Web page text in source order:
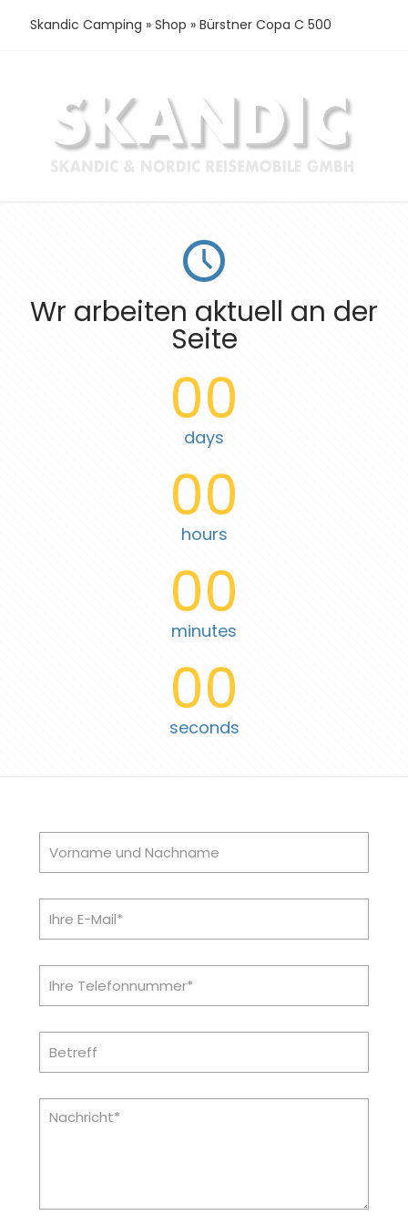
Skandic Camping » Shop » Bürstner Copa C 500
Wr arbeiten aktuell an der
Seite
00
days
00
hours
00
minutes
00
seconds